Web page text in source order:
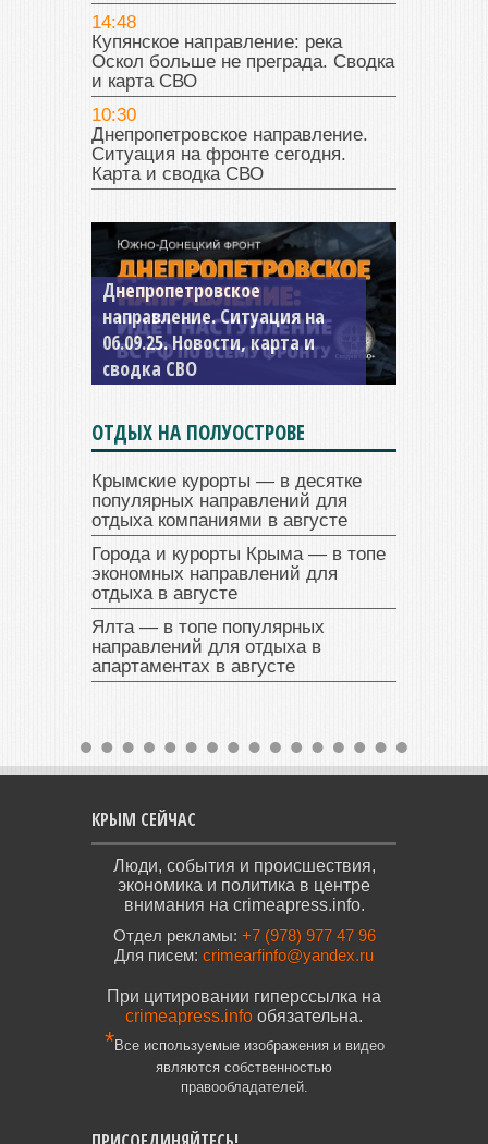
14:48
Купянское направление: река
Оскол больше не преграда. Сводка
и карта СВО
10:30
Днепропетровское направление.
Ситуация на фронте сегодня.
Карта и сводка СВО
Константиновское
направление. Ситуация на
04.09.25 Новости, карта и
сводка СВО
ОТДЫХ НА ПОЛУОСТРОВЕ
Крымские курорты — в десятке
популярных направлений для
отдыха компаниями в августе
Города и курорты Крыма — в топе
экономных направлений для
отдыха в августе
Ялта — в топе популярных
направлений для отдыха в
апартаментах в августе
КРЫМ СЕЙЧАС
Люди, события и происшествия,
экономика и политика в центре
внимания на crimeapress.info.
Отдел рекламы: +7 (978) 977 47 96
Для писем: crimearfinfo@yandex.ru
При цитировании гиперссылка на
crimeapress.info обязательна.
*Все используемые изображения и видео
являются собственностью
правообладателей.